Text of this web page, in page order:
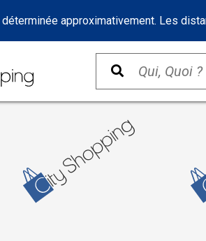
approximativement. Les